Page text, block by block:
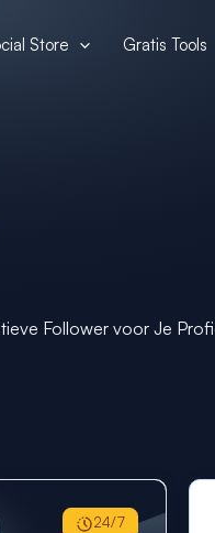
Store Gratis Tools
Follower voor Je
24/7